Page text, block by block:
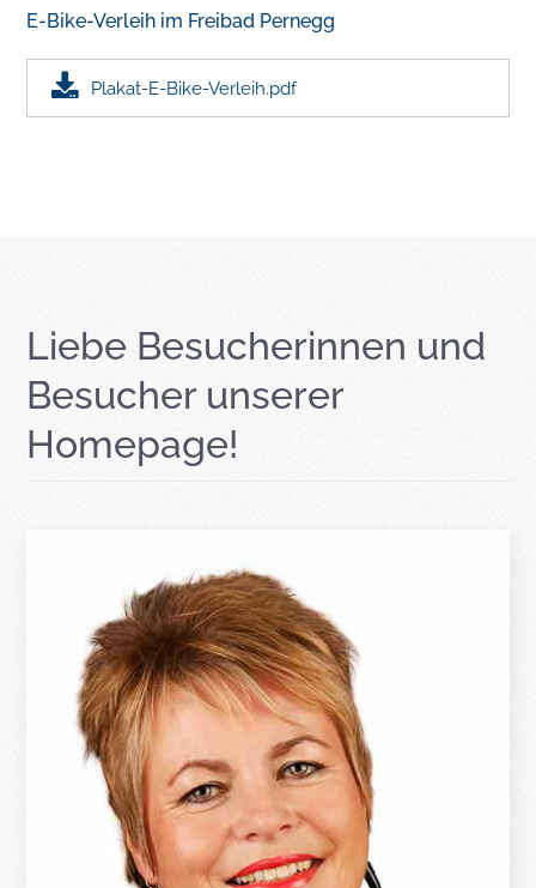
E-Bike-Verleih im Freibad Pernegg
Plakat-E-Bike-Verleih.pdf
Liebe Besucherinnen und
Besucher unserer
Homepage!